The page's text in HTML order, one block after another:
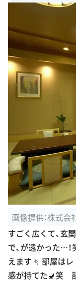
画像提供：株式会
すごく広くて、玄
で、が遠かった…
えます🚶 部屋は
感が持てた🚽笑